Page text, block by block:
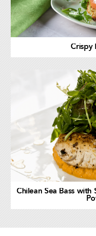
Crispy
Chilean Sea Bass with